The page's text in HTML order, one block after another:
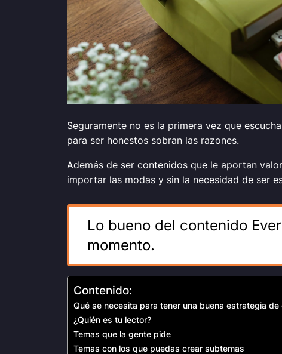
Seguramente no es la primera vez que
para ser honestos sobran las razones.
Además de ser contenidos que le aportan
importar las modas y sin la necesidad de ser
Lo bueno del contenido
momento.
Contenido:
Qué se necesita para tener una buena estrategia
¿Quién es tu lector?
Temas que la gente pide
Temas con los que puedas crear subtemas